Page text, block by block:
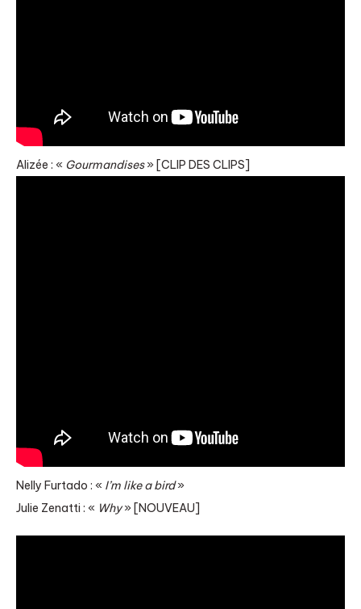
Alizée : « Gourmandises» [CLIP DES CLIPS]
Nelly Furtado : « I’m like a bird»
Julie Zenatti : « Why» [NOUVEAU]